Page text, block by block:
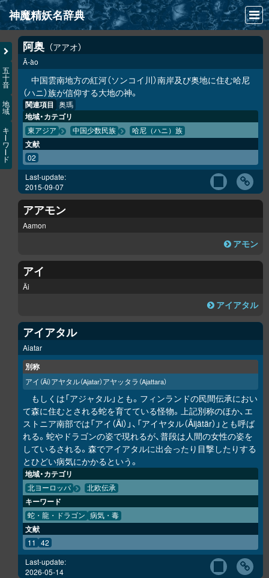
神魔精妖名辞典
NEWS
INFO
文献
検索
凖項目
画像資料便覧
LINK
五
十
音
地
域
キ
ワ
ド
阿奥 アアオ
Ā-ào
中国雲南地方の紅河（ソンコイ川）南岸及び奥地に住む哈尼
（ハニ）族が信仰する大地の神。
関連項目 奥瑪
地域・カテゴリ
東アジア 中国少数民族 哈尼（ハニ）族
文献
02
Last-update:
2015-09-07
アアモン
Aamon
アモン
アイ
Äi
アイアタル
アイアタル
Aiatar
別称
アイ （Äi）アヤタル（Ajatar）アヤッタラ （Ajattara）
もしくは「アジャタル」とも。フィンランドの民間伝承におい
て森に住むとされる蛇を育てている怪物。上記別称のほか、エ
ストニア南部では「アイ（Äi）」、「アイヤタル（Äijätär）」とも呼ば
れる。蛇やドラゴンの姿で現れるが、普段は人間の女性の姿を
しているされる。森でアイアタルに出会ったり目撃したりする
とひどい病気にかかるという。
地域・カテゴリ
北ヨーロッパ 北欧伝承
キーワード
蛇・龍・ドラゴン 病気・毒
文献
11 42
Last-update:
2026-05-14